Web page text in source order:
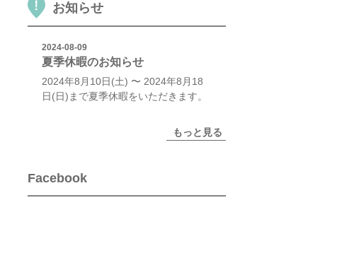
お知らせ
2024-08-09
夏季休暇のお知らせ
2024年8月10日(土) 〜 2024年8月18
日(日)まで夏季休暇をいただきます。
もっと見る
Facebook